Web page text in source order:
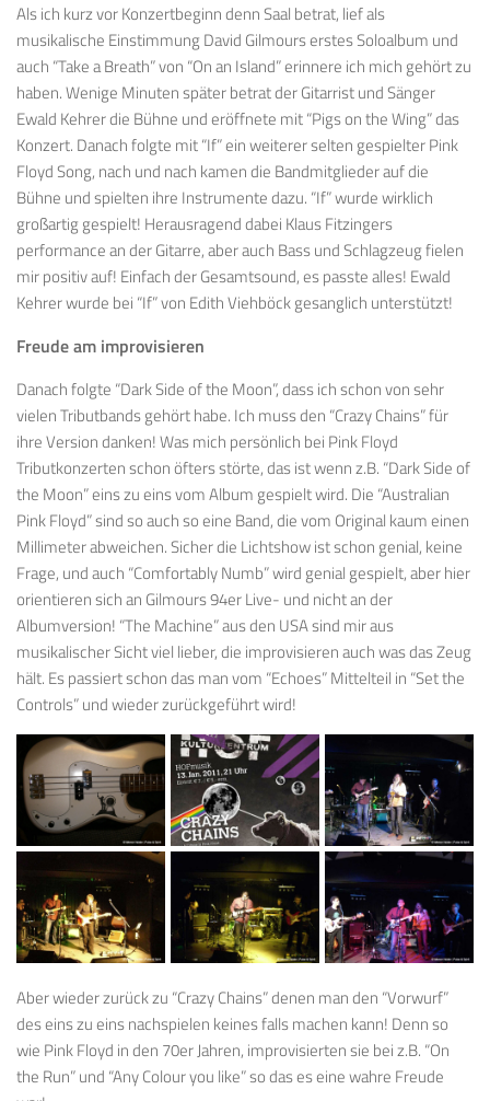
Als ich kurz vor Konzertbeginn denn Saal betrat, lief als
musikalische Einstimmung David Gilmours erstes Soloalbum und
auch “Take a Breath” von “On an Island” erinnere ich mich gehört zu
haben. Wenige Minuten später betrat der Gitarrist und Sänger
Ewald Kehrer die Bühne und eröffnete mit “Pigs on the Wing” das
Konzert. Danach folgte mit “If” ein weiterer selten gespielter Pink
Floyd Song, nach und nach kamen die Bandmitglieder auf die
Bühne und spielten ihre Instrumente dazu. “If” wurde wirklich
großartig gespielt! Herausragend dabei Klaus Fitzingers
performance an der Gitarre, aber auch Bass und Schlagzeug fielen
mir positiv auf! Einfach der Gesamtsound, es passte alles! Ewald
Kehrer wurde bei “If” von Edith Viehböck gesanglich unterstützt!
Freude am improvisieren
Danach folgte “Dark Side of the Moon”, dass ich schon von sehr
vielen Tributbands gehört habe. Ich muss den “Crazy Chains” für
ihre Version danken! Was mich persönlich bei Pink Floyd
Tributkonzerten schon öfters störte, das ist wenn z.B. “Dark Side of
the Moon” eins zu eins vom Album gespielt wird. Die “Australian
Pink Floyd” sind so auch so eine Band, die vom Original kaum einen
Millimeter abweichen. Sicher die Lichtshow ist schon genial, keine
Frage, und auch “Comfortably Numb” wird genial gespielt, aber hier
orientieren sich an Gilmours 94er Live- und nicht an der
Albumversion! “The Machine” aus den USA sind mir aus
musikalischer Sicht viel lieber, die improvisieren auch was das Zeug
hält. Es passiert schon das man vom “Echoes” Mittelteil in “Set the
Controls” und wieder zurückgeführt wird!
Aber wieder zurück zu “Crazy Chains” denen man den “Vorwurf”
des eins zu eins nachspielen keines falls machen kann! Denn so
wie Pink Floyd in den 70er Jahren, improvisierten sie bei z.B. “On
the Run” und “Any Colour you like” so das es eine wahre Freude